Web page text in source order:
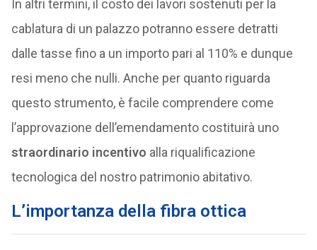
In altri termini, il costo dei lavori sostenuti per la
cablatura di un palazzo potranno essere detratti
dalle tasse fino a un importo pari al 110% e dunque
resi meno che nulli. Anche per quanto riguarda
questo strumento, è facile comprendere come
l’approvazione dell’emendamento costituirà uno
straordinario incentivo alla riqualificazione
tecnologica del nostro patrimonio abitativo.
L’importanza della fibra ottica